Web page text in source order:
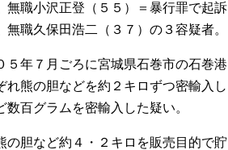
職小沢正登（５５）＝暴行罪で起訴
職久保田浩二（３７）の３容疑者。
年７月ごろに宮城県石巻市の石巻港
熊の胆などを約２キロずつ密輸入し
百グラムを密輸入した疑い。
胆など約４・２キロを販売目的で貯